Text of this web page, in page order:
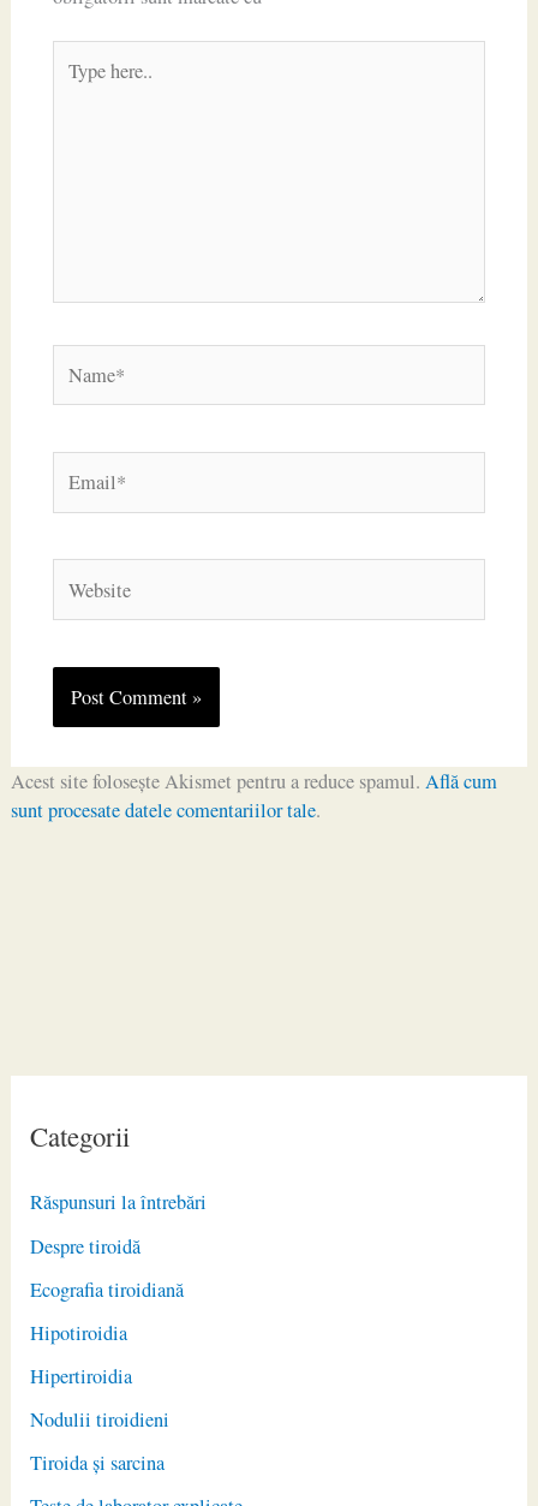
Categorii
Răspunsuri la întrebări
Despre tiroidă
Ecografia tiroidiană
Hipotiroidia
Hipertiroidia
Nodulii tiroidieni
Tiroida și sarcina
here..
Acest site folosește Akismet pentru a reduce spamul. Află cum
sunt procesate datele comentariilor tale.